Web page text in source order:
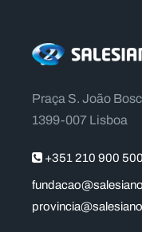
Praça S. João
1399-007 Lisboa
+351 210 900